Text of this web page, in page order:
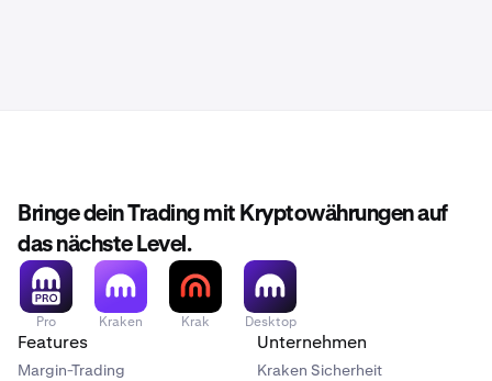
Bringe dein Trading mit Kryptowährungen auf
das nächste Level.
Pro Kraken Krak Desktop
Features
Margin-Trading
Unternehmen
Kraken Sicherheit